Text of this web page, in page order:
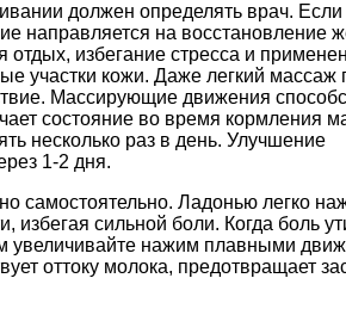
должен определять врач. Если
направляется на восстановление
отдых, избегание стресса и
участки кожи. Даже легкий массаж
Массирующие движения
состояние во время кормления
несколько раз в день. Улучшение
1-2 дня.
самостоятельно. Ладонью легко
избегая сильной боли. Когда боль
увеличивайте нажим плавными
оттоку молока, предотвращает